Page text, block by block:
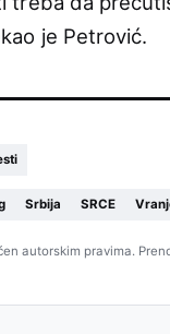
je Petrović.
Srbija SRCE
autorskim pravima.